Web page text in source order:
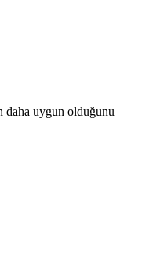
daha uygun olduğunu